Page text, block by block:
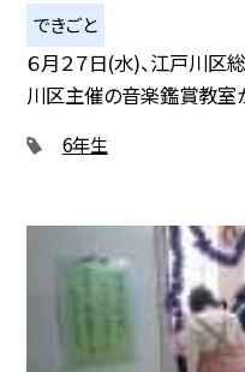
できごと
６月２７日(水)、江戸川区
川区主催の音楽鑑賞教室
6年生